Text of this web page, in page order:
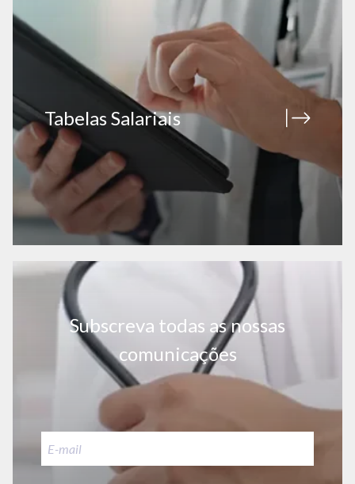
Tabelas Salariais
Subscreva todas as nossas
comunicações